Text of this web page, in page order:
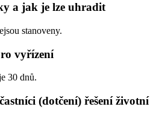
a jak je lze uhradit
stanoveny.
vyřízení
30 dnů.
(dotčení) řešení životní